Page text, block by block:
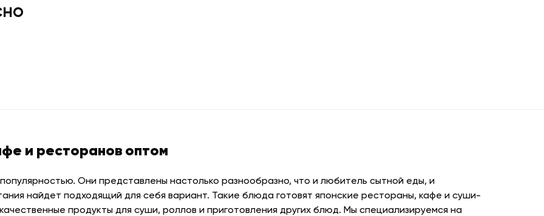
и ресторанов оптом
Они представлены настолько разнообразно, что и любитель сытной еды, и
найдет подходящий для себя вариант. Такие блюда готовят японские рестораны, кафе и суши-
продукты для суши, роллов и приготовления других блюд. Мы специализируемся на